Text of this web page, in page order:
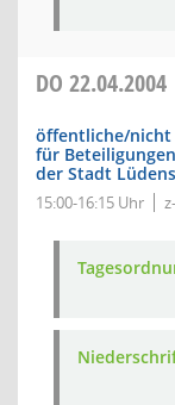
DO 22.04.2004
öffentliche/nicht
für
der Stadt
15:00-16:15 Uhr